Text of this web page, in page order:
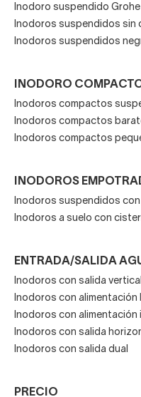
Inodoro suspendido Grohe
Inodoros suspendidos sin
Inodoros suspendidos
INODORO
Inodoros compactos
Inodoros compactos
Inodoros compactos
INODOROS
Inodoros suspendidos
Inodoros a suelo con
ENTRADA/SALIDA
Inodoros con salida vertical
Inodoros con alimentación
Inodoros con alimentación
Inodoros con salida
Inodoros con salida dual
PRECIO